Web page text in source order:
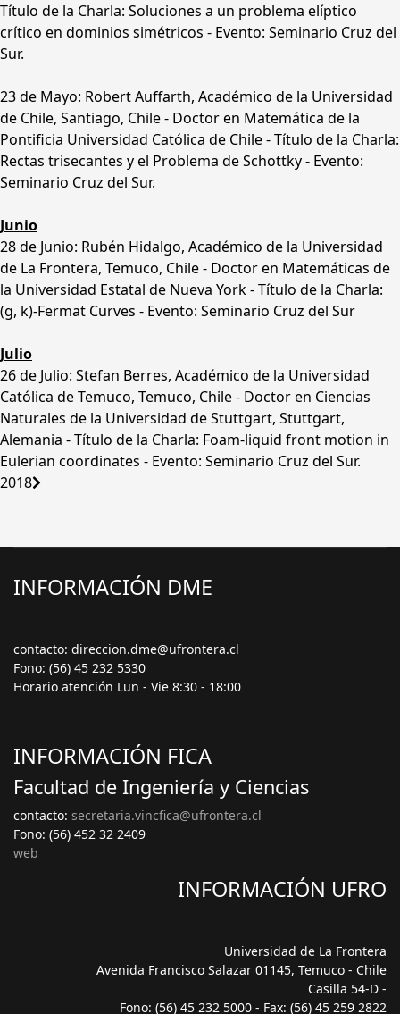
Título de la Charla: Soluciones a un problema elíptico
crítico en dominios simétricos - Evento: Seminario Cruz del
Sur.
23 de Mayo: Robert Auffarth, Académico de la Universidad
de Chile, Santiago, Chile - Doctor en Matemática de la
Pontificia Universidad Católica de Chile - Título de la Charla:
Rectas trisecantes y el Problema de Schottky - Evento:
Seminario Cruz del Sur.
Junio
28 de Junio: Rubén Hidalgo, Académico de la Universidad
de La Frontera, Temuco, Chile - Doctor en Matemáticas de
la Universidad Estatal de Nueva York - Título de la Charla:
(g, k)-Fermat Curves - Evento: Seminario Cruz del Sur
Julio
26 de Julio: Stefan Berres, Académico de la Universidad
Católica de Temuco, Temuco, Chile - Doctor en Ciencias
Naturales de la Universidad de Stuttgart, Stuttgart,
Alemania - Título de la Charla: Foam-liquid front motion in
Eulerian coordinates - Evento: Seminario Cruz del Sur.
2018
INFORMACIÓN DME
contacto: direccion.dme@ufrontera.cl
Fono: (56) 45 232 5330
Horario atención Lun - Vie 8:30 - 18:00
INFORMACIÓN FICA
Facultad de Ingeniería y Ciencias
contacto: secretaria.vincfica@ufrontera.cl
Fono: (56) 452 32 2409
web
INFORMACIÓN UFRO
Universidad de La Frontera
Avenida Francisco Salazar 01145, Temuco - Chile
Casilla 54-D -
Fono: (56) 45 232 5000 - Fax: (56) 45 259 2822